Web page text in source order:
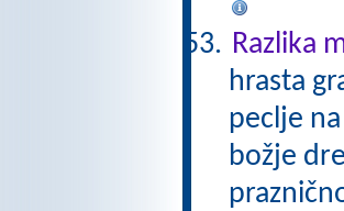
Razlika
hrasta
peclje
božje